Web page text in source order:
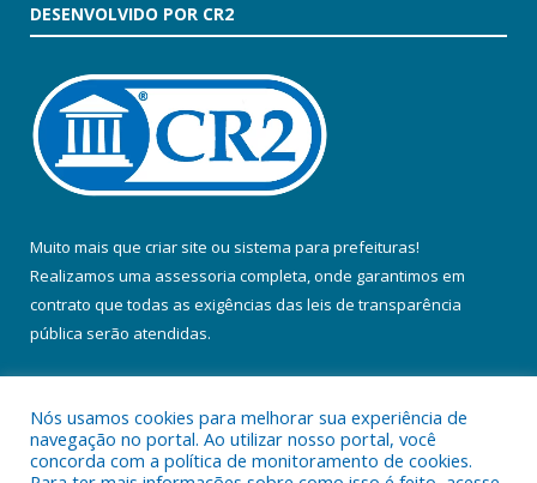
DESENVOLVIDO POR CR2
Muito mais que criar site ou sistema para prefeituras!
Realizamos uma assessoria completa, onde garantimos em
contrato que todas as exigências das leis de transparência
pública serão atendidas.
Nós usamos cookies para melhorar sua experiência de
navegação no portal. Ao utilizar nosso portal, você
concorda com a política de monitoramento de cookies.